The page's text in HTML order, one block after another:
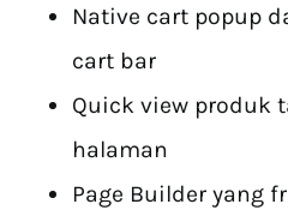
Native cart popup
cart bar
Quick view produk
halaman
Page Builder yang